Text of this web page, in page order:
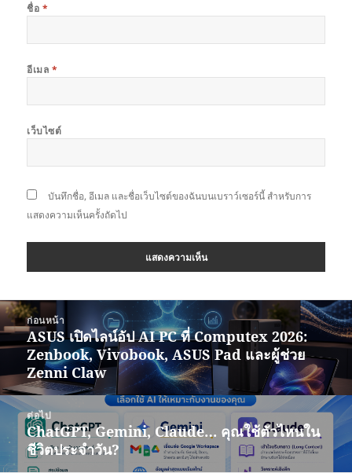
ชื่อ *
อีเมล *
เว็บไซต์
บันทึกชื่อ, อีเมล และชื่อเว็บไซต์ของฉันบนเบราว์เซอร์นี้ สำหรับการ
แสดงความเห็นครั้งถัดไป
แนะแนว
เรื่อง ก่อนหน้า
เรื่อง
ก่อน
หน้า:
ASUS เปิดไลน์อัป AI PC ที่ Computex 2026:
Zenbook, Vivobook, ASUS Pad และผู้ช่วย
Zenni Claw
ต่อไป
เรื่อง
ต่อ
ไป:
ChatGPT, Gemini, Claude… คุณใช้ตัวไหนใน
ชีวิตประจำวัน?